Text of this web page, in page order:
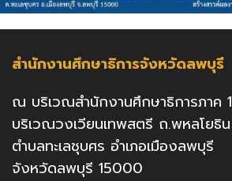
สำนักงานศึกษาธิการจังหวัดลพบุรี
ณ บริเวณสำนักงานศึกษาธิการภาค 1
บริเวณวงเวียนเทพสตรี ถ.พหลโยธิน
ตำบลทะเลชุบศร อำเภอเมืองลพบุรี
จังหวัดลพบุรี 15000